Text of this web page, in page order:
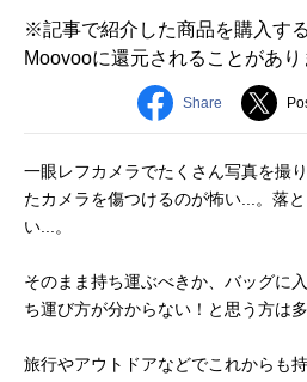
※記事で紹介した商品を購入す
Moovooに還元されることがあり
Share
一眼レフカメラでたくさん写真を撮
たカメラを傷つけるのが怖い...。落
い...。
そのまま持ち運ぶべきか、バッグに
ち運び方が分からない！と思う方は多
旅行やアウトドアなどでこれからも